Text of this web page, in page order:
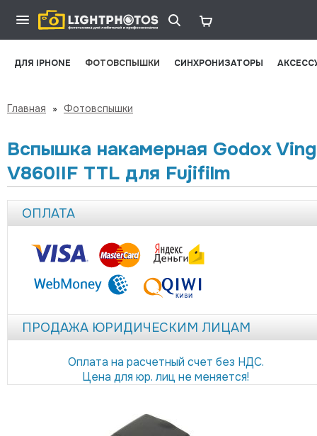
ДЛЯ IPHONE ФОТОВСПЫШКИ СИНХРОНИЗАТОРЫ
Главная » Фотовспышки
Вспышка накамерная Godox Ving
V860IIF TTL для Fujifilm
ОПЛАТА
ПРОДАЖА ЮРИДИЧЕСКИМ ЛИЦАМ
Оплата на расчетный счет без НДС.
Цена для юр. лиц не меняется!